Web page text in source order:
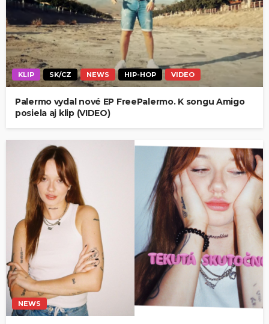
KLIP SK/CZ NEWS HIP-HOP VIDEO
Palermo vydal nové EP FreePalermo. K songu Amigo
posiela aj klip (VIDEO)
NEWS